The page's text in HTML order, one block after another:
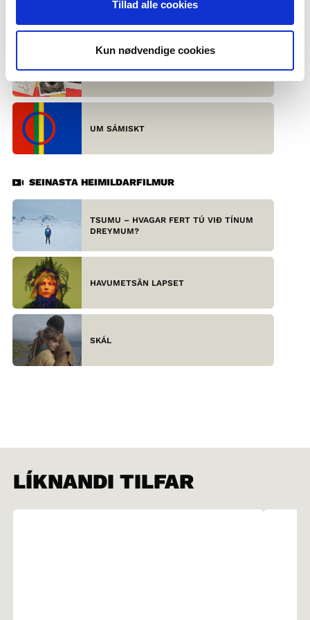
Tillad alle cookies
Kun nødvendige cookies
UM SÁMISKT
SEINASTA HEIMILDARFILMUR
TSUMU – HVAGAR FERT TÚ VIÐ TÍNUM
DREYMUM?
HAVUMETSÄN LAPSET
SKÁL
LÍKNANDI TILFAR